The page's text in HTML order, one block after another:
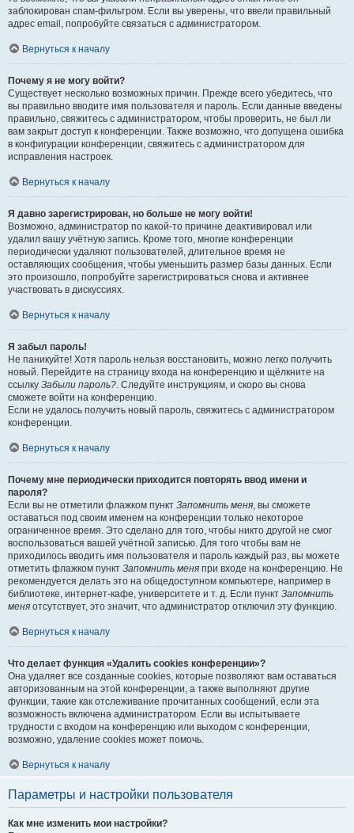
заблокирован спам-фильтром. Если вы уверены, что ввели правильный
адрес email, попробуйте связаться с администратором.
Вернуться к началу
Почему я не могу войти?
Существует несколько возможных причин. Прежде всего убедитесь, что
вы правильно вводите имя пользователя и пароль. Если данные введены
правильно, свяжитесь с администратором, чтобы проверить, не был ли
вам закрыт доступ к конференции. Также возможно, что допущена ошибка
в конфигурации конференции, свяжитесь с администратором для
исправления настроек.
Вернуться к началу
Я давно зарегистрирован, но больше не могу войти!
Возможно, администратор по какой-то причине деактивировал или
удалил вашу учётную запись. Кроме того, многие конференции
периодически удаляют пользователей, длительное время не
оставляющих сообщения, чтобы уменьшить размер базы данных. Если
это произошло, попробуйте зарегистрироваться снова и активнее
участвовать в дискуссиях.
Вернуться к началу
Я забыл пароль!
Не паникуйте! Хотя пароль нельзя восстановить, можно легко получить
новый. Перейдите на страницу входа на конференцию и щёлкните на
ссылку Забыли пароль?. Следуйте инструкциям, и скоро вы снова
сможете войти на конференцию.
Если не удалось получить новый пароль, свяжитесь с администратором
конференции.
Вернуться к началу
Почему мне периодически приходится повторять ввод имени и
пароля?
Если вы не отметили флажком пункт Запомнить меня, вы сможете
оставаться под своим именем на конференции только некоторое
ограниченное время. Это сделано для того, чтобы никто другой не смог
воспользоваться вашей учётной записью. Для того чтобы вам не
приходилось вводить имя пользователя и пароль каждый раз, вы можете
отметить флажком пункт Запомнить меня при входе на конференцию. Не
рекомендуется делать это на общедоступном компьютере, например в
библиотеке, интернет-кафе, университете и т. д. Если пункт Запомнить
меня отсутствует, это значит, что администратор отключил эту функцию.
Вернуться к началу
Что делает функция «Удалить cookies конференции»?
Она удаляет все созданные cookies, которые позволяют вам оставаться
авторизованным на этой конференции, а также выполняют другие
функции, такие как отслеживание прочитанных сообщений, если эта
возможность включена администратором. Если вы испытываете
трудности с входом на конференцию или выходом с конференции,
возможно, удаление cookies может помочь.
Вернуться к началу
Параметры и настройки пользователя
Как мне изменить мои настройки?